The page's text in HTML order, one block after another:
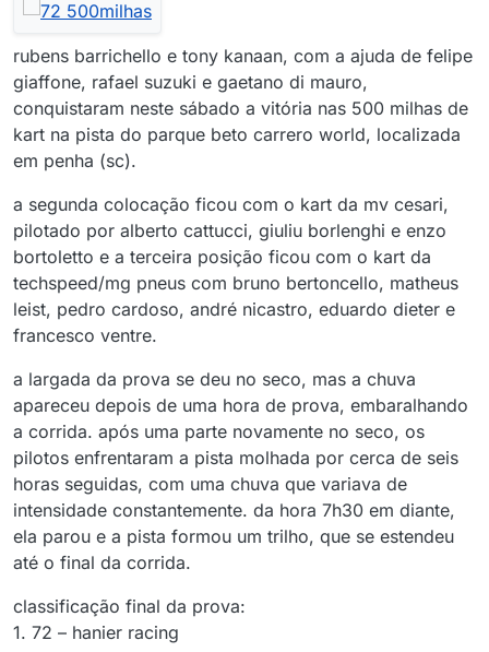
rubens barrichello e tony kanaan, com a ajuda de felipe
giaffone, rafael suzuki e gaetano di mauro,
conquistaram neste sábado a vitória nas 500 milhas de
kart na pista do parque beto carrero world, localizada
em penha (sc).
a segunda colocação ficou com o kart da mv cesari,
pilotado por alberto cattucci, giuliu borlenghi e enzo
bortoletto e a terceira posição ficou com o kart da
techspeed/mg pneus com bruno bertoncello, matheus
leist, pedro cardoso, andré nicastro, eduardo dieter e
francesco ventre.
a largada da prova se deu no seco, mas a chuva
apareceu depois de uma hora de prova, embaralhando
a corrida. após uma parte novamente no seco, os
pilotos enfrentaram a pista molhada por cerca de seis
horas seguidas, com uma chuva que variava de
intensidade constantemente. da hora 7h30 em diante,
ela parou e a pista formou um trilho, que se estendeu
até o final da corrida.
classificação final da prova:
1. 72 – hanier racing